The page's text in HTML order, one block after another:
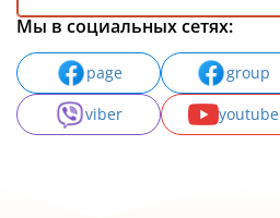
Мы в социальных сетях:
page group
viber
youtube